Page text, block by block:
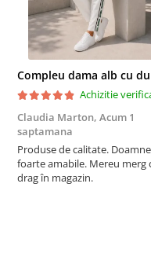
Achizitie
Claudia Marton, Acum 1
saptamana
Produse de calitate. Doamnele
foarte amabile. Mereu merg
drag în magazin.